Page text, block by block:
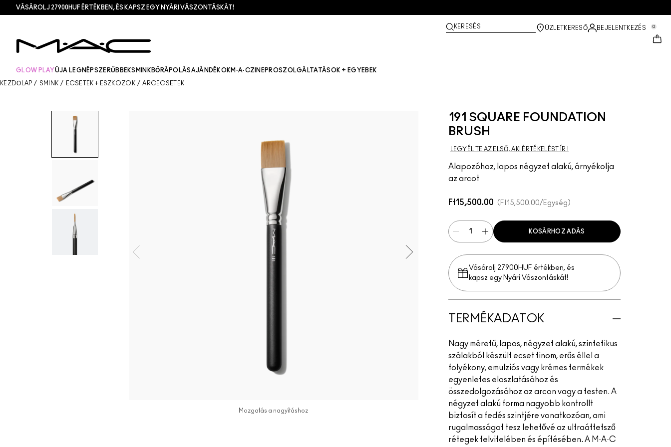
VÁSÁROLJ 27900HUF ÉRTÉKBEN, ÉS KAPSZ EGY NYÁRI VÁSZONTÁSKÁT!
KERESÉS ÜZLETKERESŐ BEJELENTKEZÉS 0
GLOW PLAYÚJA LEGNÉPSZERŰBBEKSMINK BŐRÁPOLÁSAJÁNDÉKOK M·A·CZINE PROSZOLGÁLTATÁSOK + EGYEBEK
KEZDŐLAP / SMINK / ECSETEK + ESZKÖZÖK / ARCECSETEK
191 SQUARE FOUNDATION
BRUSH
LEGYÉL TE AZ ELSŐ, AKI ÉRTÉKELÉST ÍR !
Alapozóhoz, lapos négyzet alakú, árnyékolja
az arcot
Mozgatás a nagyításhoz
Ft15,500.00 Ft15,500.00/Egység
KOSÁRHOZ ADÁS
Vásárolj 27900HUF értékben, és
kapsz egy Nyári Vászontáskát!
TERMÉKADATOK
Nagy méretű, lapos, négyzet alakú, szintetikus
szálakból készült ecset finom, erős éllel a
folyékony, emulziós vagy krémes termékek
egyenletes eloszlatásához és
összedolgozásához az arcon vagy a testen. A
négyzet alakú forma nagyobb kontrollt
biztosít a fedés szintjére vonatkozóan, ami
rugalmasságot tesz lehetővé az ultraáttetsző
rétegek felvitelében és építésében. A M·A·C